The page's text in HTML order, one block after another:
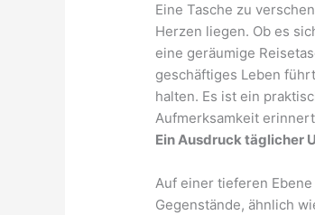
Eine Tasche zu
Herzen liegen. Ob es
eine geräumige
geschäftiges Leben
halten. Es ist ein
Aufmerksamkeit
Ein Ausdruck täglicher
Auf einer tieferen
Gegenstände, ähnlich